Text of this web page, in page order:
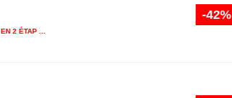
2 ÉTAP ...
-42%